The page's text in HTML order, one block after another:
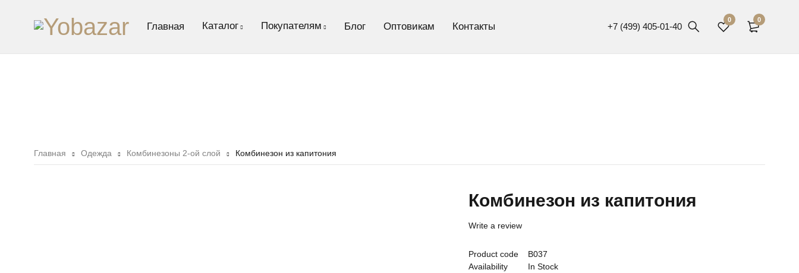
Главная Каталог Покупателям Блог Оптовикам Контакты +7 (499) 405-01-40
0 0
Главная Одежда Комбинезоны 2-ой слой Комбинезон из капитония
Комбинезон из капитония
Write a review
Product code
В037
Availability
In Stock